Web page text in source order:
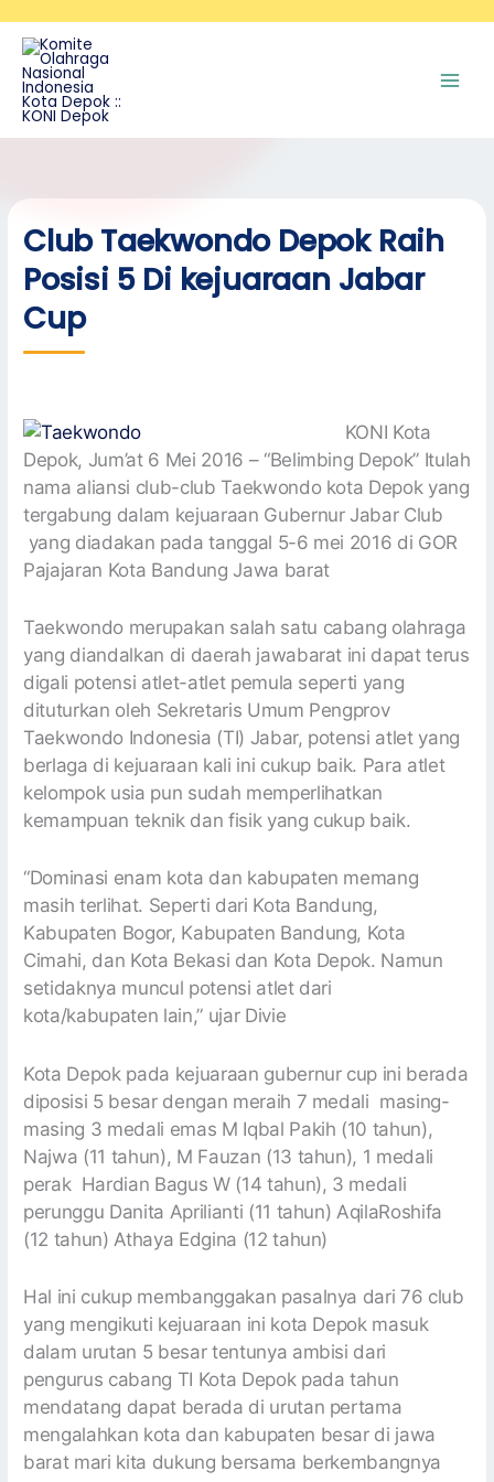
content
Club Taekwondo Depok Raih
Posisi 5 Di kejuaraan Jabar
Cup
KONI Kota
Depok, Jum’at 6 Mei 2016 – “Belimbing Depok” Itulah
nama aliansi club-club Taekwondo kota Depok yang
tergabung dalam kejuaraan Gubernur Jabar Club
yang diadakan pada tanggal 5-6 mei 2016 di GOR
Pajajaran Kota Bandung Jawa barat
Taekwondo merupakan salah satu cabang olahraga
yang diandalkan di daerah jawabarat ini dapat terus
digali potensi atlet-atlet pemula seperti yang
dituturkan oleh Sekretaris Umum Pengprov
Taekwondo Indonesia (TI) Jabar, potensi atlet yang
berlaga di kejuaraan kali ini cukup baik. Para atlet
kelompok usia pun sudah memperlihatkan
kemampuan teknik dan fisik yang cukup baik.
“Dominasi enam kota dan kabupaten memang
masih terlihat. Seperti dari Kota Bandung,
Kabupaten Bogor, Kabupaten Bandung, Kota
Cimahi, dan Kota Bekasi dan Kota Depok. Namun
setidaknya muncul potensi atlet dari
kota/kabupaten lain,” ujar Divie
Kota Depok pada kejuaraan gubernur cup ini berada
diposisi 5 besar dengan meraih 7 medali masing-
masing 3 medali emas M Iqbal Pakih (10 tahun),
Najwa (11 tahun), M Fauzan (13 tahun), 1 medali
perak Hardian Bagus W (14 tahun), 3 medali
perunggu Danita Aprilianti (11 tahun) AqilaRoshifa
(12 tahun) Athaya Edgina (12 tahun)
Hal ini cukup membanggakan pasalnya dari 76 club
yang mengikuti kejuaraan ini kota Depok masuk
dalam urutan 5 besar tentunya ambisi dari
pengurus cabang TI Kota Depok pada tahun
mendatang dapat berada di urutan pertama
mengalahkan kota dan kabupaten besar di jawa
barat mari kita dukung bersama berkembangnya
r
s
i
p